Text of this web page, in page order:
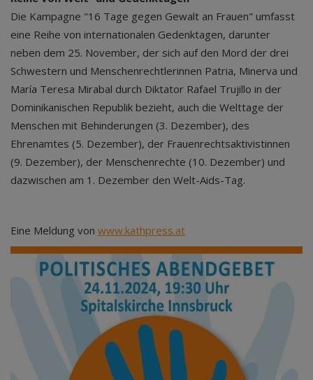
Die Kampagne "16 Tage gegen Gewalt an Frauen" umfasst
eine Reihe von internationalen Gedenktagen, darunter
neben dem 25. November, der sich auf den Mord der drei
Schwestern und Menschenrechtlerinnen Patria, Minerva und
María Teresa Mirabal durch Diktator Rafael Trujillo in der
Dominikanischen Republik bezieht, auch die Welttage der
Menschen mit Behinderungen (3. Dezember), des
Ehrenamtes (5. Dezember), der Frauenrechtsaktivistinnen
(9. Dezember), der Menschenrechte (10. Dezember) und
dazwischen am 1. Dezember den Welt-Aids-Tag.
Eine Meldung von www.kathpress.at